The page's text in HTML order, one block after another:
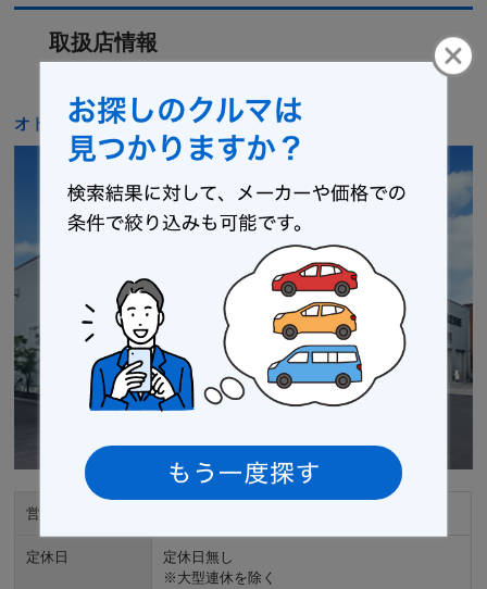
取扱店情報
オトロン 大垣店
営業時間
定休日
定休日無し
※大型連休を除く